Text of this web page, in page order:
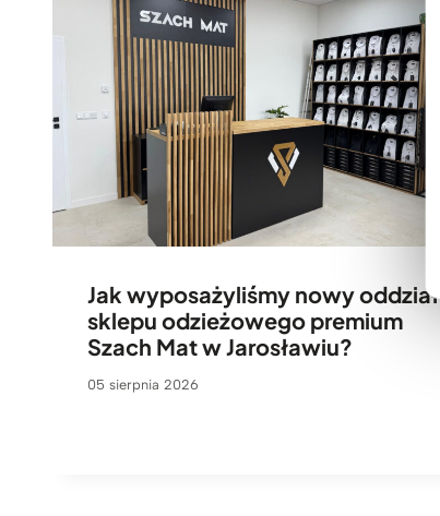
Jak wyposażyliśmy nowy oddział
sklepu odzieżowego premium
Szach Mat w Jarosławiu?
05 sierpnia 2026